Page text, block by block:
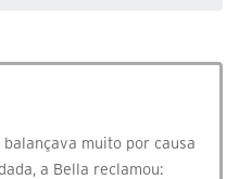
muito por causa
a Bella reclamou: